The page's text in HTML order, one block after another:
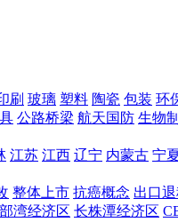
刷 玻璃 塑料 陶瓷 包装 环
公路桥梁 航天国防 生物
江苏 江西 辽宁 内蒙古 宁
整体上市 抗癌概念 出口
湾经济区 长株潭经济区